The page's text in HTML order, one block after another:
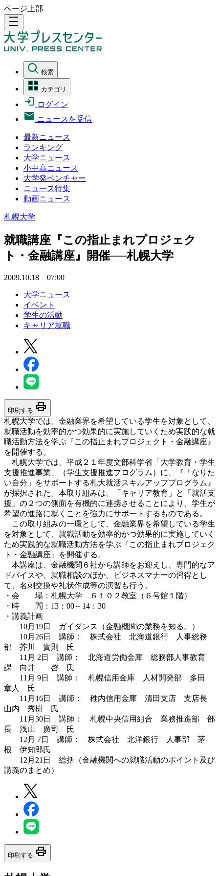
ページ上部
density_medium
検索
カテゴリ
ログイン
ニュースを受信
最新ニュース
ランキング
大学ニュース
小中高ニュース
大学発ベンチャー
ニュース特集
動画ニュース
札幌大学
就職講座『この指止まれプロジェク
ト・金融講座』開催──札幌大学
2009.10.18 07:00
大学ニュース
イベント
学生の活動
キャリア就職
印刷する print
札幌大学では、金融業界を希望している学生を対象として、
就職活動を効率的かつ効果的に実施していくため実践的な就
職活動方法を学ぶ『この指止まれプロジェクト・金融講座』
を開催する。
札幌大学では、平成２１年度文部科学省「大学教育・学生
支援推進事業」（学生支援推進プログラム）に、『「なりた
い自分」をサポートする札大就活スキルアッププログラム』
が採択された。本取り組みは、「キャリア教育」と「就活支
援」の２つの側面を有機的に連携させることにより、学生が
希望の進路に就くことを強力にサポートするものである。
この取り組みの一環として、金融業界を希望している学生
を対象として、就職活動を効率的かつ効果的に実施していく
ため実践的な就職活動方法を学ぶ『この指止まれプロジェク
ト・金融講座』を開催する。
本講座は、金融機関６社から講師をお迎えし、専門的なア
ドバイスや、就職相談のほか、ビジネスマナーの習得とし
て、名刺交換や礼状作成等の演習も行う。
・会 場：札幌大学 ６１０２教室（６号館１階）
・時 間：13：00～14：30
・講義計画
10月19日 ガイダンス（金融機関の業務を知る。）
10月26日 講師： 株式会社 北海道銀行 人事総務
部 芥川 貴則 氏
11月 2日 講師： 北海道労働金庫 総務部人事教育
課 向井 啓 氏
11月 9日 講師： 札幌信用金庫 人材開発部 多田
章人 氏
11月16日 講師： 稚内信用金庫 清田支店 支店長
山内 秀樹 氏
11月30日 講師： 札幌中央信用組合 業務推進部 部
長 浅山 廣司 氏
12月 7日 講師： 株式会社 北洋銀行 人事部 茅
根 伊知郎氏
12月21日 総括（金融機関への就職活動のポイント及び
講義のまとめ）
印刷する print